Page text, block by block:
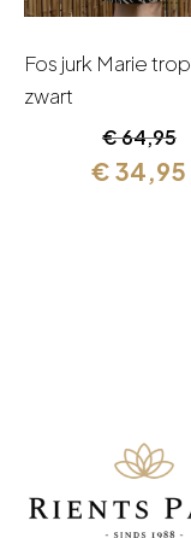
Fos jurk Marie
zwart
€64,95
prijs
€ 34,95
prijs